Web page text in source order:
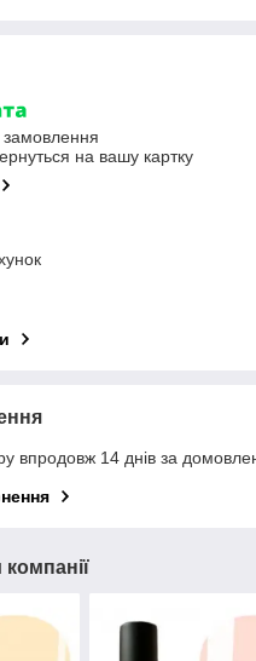
на вашу картку
впродовж 14 днів за
компанії